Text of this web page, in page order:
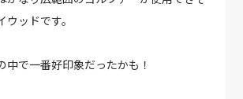
ッドです。
中で一番好印象だったかも！